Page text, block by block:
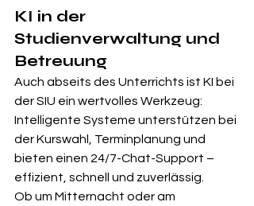
KI in der
Studienverwaltung und
Betreuung
Auch abseits des Unterrichts ist KI bei
der SIU ein wertvolles Werkzeug:
Intelligente Systeme unterstützen bei
der Kurswahl, Terminplanung und
bieten einen 24/7-Chat-Support –
effizient, schnell und zuverlässig.
Ob um Mitternacht oder am